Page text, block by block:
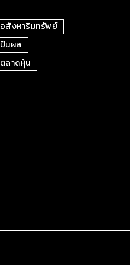
อสังหาริมทรัพย์
ปันผล
ตลาดหุ้น